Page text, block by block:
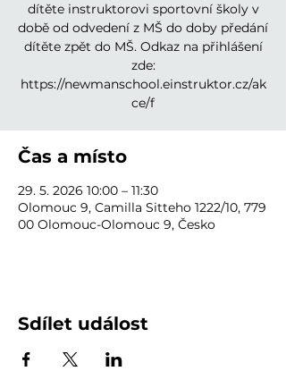
dítěte instruktorovi sportovní školy v
době od odvedení z MŠ do doby předání
dítěte zpět do MŠ. Odkaz na přihlášení
zde:
https://newmanschool.einstruktor.cz/ak
Čas a místo
29. 5. 2026 10:00 – 11:30
Olomouc 9, Camilla Sitteho 1222/10, 779
00 Olomouc-Olomouc 9, Česko
Sdílet událost